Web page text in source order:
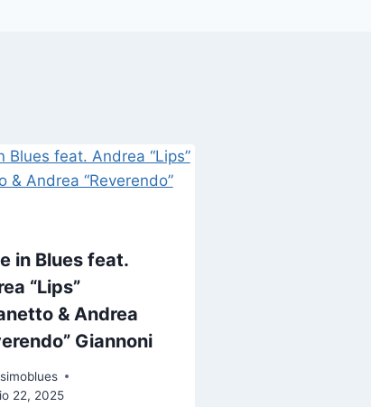
in Blues feat.
“Lips”
& Andrea
Giannoni
22, 2025